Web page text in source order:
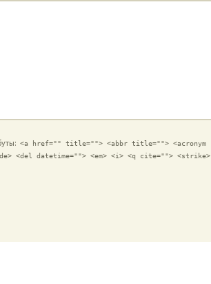
<a href="" title=""> <abbr title=""> <acronym
<del datetime=""> <em> <i> <q cite=""> <strike>